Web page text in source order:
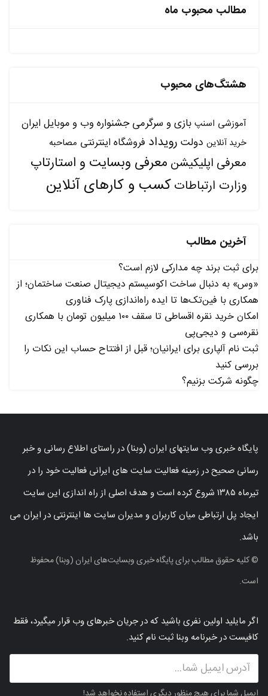
مطالب محبوب ماه
هشتگ‌های محبوب
آموزشی اسنپ بازی و سرگرمی جشنواره وب و موبایل ایران
خرید آنلاین دولت رویداد فروشگاه اینترنتی مصاحبه
معرفی اپلیکیشن معرفی وبسایت و استارتاپ
وزارت ارتباطاتکسب و کارهای آنلاین
آخرین مطالب
برای ثبت برند چه مدارکی لازم است؟
«وس» به دنبال ساخت اکوسیستم دیجیتال صنعت ساختمان؛ از
همکاری با فین‌تک‌ها تا ایده راه‌اندازی پارک فناوری
امکان خرید نقره اقساطی تا سقف ۱۰۰ میلیون تومان با همکاری
نقره‌سی و دیجی‌پی
ثبت نام آلپاری برای ایرانیان؛ قبل از افتتاح حساب این نکات را
بررسی کنید
چگونه شرکت بزنیم؟
پایگاه خبری وب سایتهای ایران (وبنا) در راستای اطلاع رسانی و خبر
رسانی صحیح در زمینه فعالیت سایت های ایرانی فعالیت خود را در
تیرماه ۱۳۸۵ شروع کرده است و هدف اصلی از راه اندازی این سایت
ایجاد پل ارتباطی میان کاربران و مدیران سایت ها اینترنتی در ایران می
باشد.
© کلیه حقوق مطالب برای پایگاه خبری وبسایت‌های ایران (وبنا) محفوظ
است.
اگر مایلید اولین نفری باشید که در جریان خبرهای وب قرار میگیرد، فقط
کافیست در خبرنامه وبنا ثبت نام کنید.